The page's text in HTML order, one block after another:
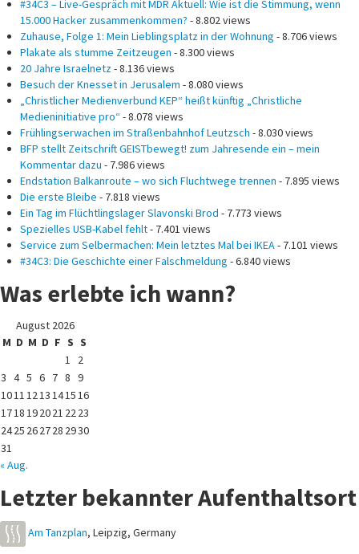
#34C3 – Live-Gespräch mit MDR Aktuell: Wie ist die Stimmung, wenn
15.000 Hacker zusammenkommen? - 8.802 views
Zuhause, Folge 1: Mein Lieblingsplatz in der Wohnung - 8.706 views
Plakate als stumme Zeitzeugen - 8.300 views
20 Jahre Israelnetz - 8.136 views
Besuch der Knesset in Jerusalem - 8.080 views
„Christlicher Medienverbund KEP“ heißt künftig „Christliche
Medieninitiative pro“- 8.078 views
Frühlingserwachen im Straßenbahnhof Leutzsch - 8.030 views
BFP stellt Zeitschrift GEISTbewegt! zum Jahresende ein – mein
Kommentar dazu - 7.986 views
Endstation Balkanroute – wo sich Fluchtwege trennen - 7.895 views
Die erste Bleibe - 7.818 views
Ein Tag im Flüchtlingslager Slavonski Brod - 7.773 views
Spezielles USB-Kabel fehlt- 7.401 views
Service zum Selbermachen: Mein letztes Mal bei IKEA - 7.101 views
#34C3: Die Geschichte einer Falschmeldung - 6.840 views
Was erlebte ich wann?
August 2026
M D M D F S S
1
2
3 4 5 6 7 8 9
1011 12 13 1415 16
1718 192021 22 23
2425 262728 2930
31
« Aug.
Letzter bekannter Aufenthaltsort
Am Tanzplan, Leipzig, Germany